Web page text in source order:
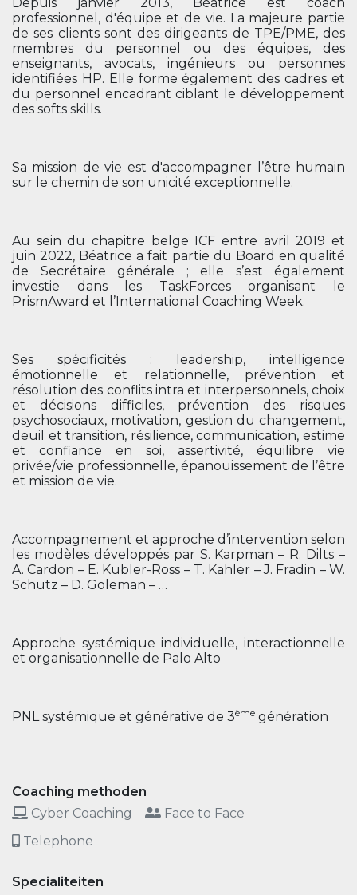
professionnel, d'équipe et de vie. La majeure partie
de ses clients sont des dirigeants de TPE/PME, des
membres du personnel ou des équipes, des
enseignants, avocats, ingénieurs ou personnes
identifiées HP. Elle forme également des cadres et
du personnel encadrant ciblant le développement
des softs skills.
Sa mission de vie est d'accompagner l’être humain
sur le chemin de son unicité exceptionnelle.
Au sein du chapitre belge ICF entre avril 2019 et
juin 2022, Béatrice a fait partie du Board en qualité
de Secrétaire générale ; elle s’est également
investie dans les TaskForces organisant le
PrismAward et l’International Coaching Week.
Ses spécificités : leadership, intelligence
émotionnelle et relationnelle, prévention et
résolution des conflits intra et interpersonnels, choix
et décisions difficiles, prévention des risques
psychosociaux, motivation, gestion du changement,
deuil et transition, résilience, communication, estime
et confiance en soi, assertivité, équilibre vie
privée/vie professionnelle, épanouissement de l’être
et mission de vie.
Accompagnement et approche d’intervention selon
les modèles développés par S. Karpman – R. Dilts –
A. Cardon – E. Kubler-Ross – T. Kahler – J. Fradin – W.
Schutz – D. Goleman – …
Approche systémique individuelle, interactionnelle
et organisationnelle de Palo Alto
PNL systémique et générative de 3ème génération
Coaching methoden
Cyber Coaching
Face to Face
Telephone
Specialiteiten